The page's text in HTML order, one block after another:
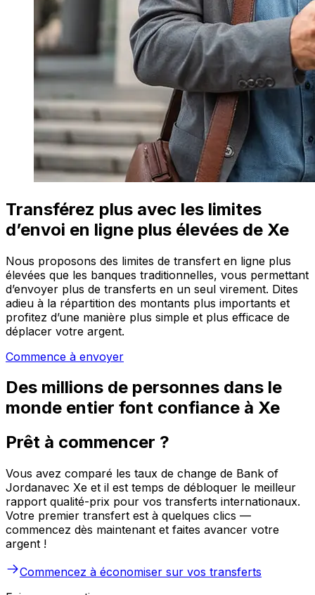
Transférez plus avec les limites
d’envoi en ligne plus élevées de Xe
Nous proposons des limites de transfert en ligne plus
élevées que les banques traditionnelles, vous permettant
d’envoyer plus de transferts en un seul virement. Dites
adieu à la répartition des montants plus importants et
profitez d’une manière plus simple et plus efficace de
déplacer votre argent.
Commence à envoyer
Des millions de personnes dans le
monde entier font confiance à Xe
Prêt à commencer ?
Vous avez comparé les taux de change de Bank of
Jordanavec Xe et il est temps de débloquer le meilleur
rapport qualité-prix pour vos transferts internationaux.
Votre premier transfert est à quelques clics —
commencez dès maintenant et faites avancer votre
argent !
Commencez à économiser sur vos transferts